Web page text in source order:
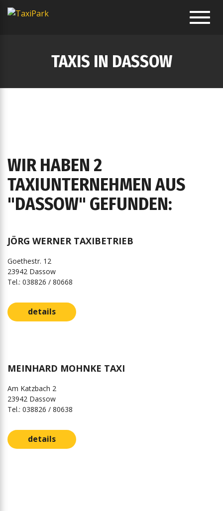
TAXIS IN DASSOW
WIR HABEN 2
TAXIUNTERNEHMEN AUS
"DASSOW" GEFUNDEN:
JÖRG WERNER TAXIBETRIEB
Goethestr. 12
23942 Dassow
Tel.: 038826 / 80668
details
MEINHARD MOHNKE TAXI
Am Katzbach 2
23942 Dassow
Tel.: 038826 / 80638
details